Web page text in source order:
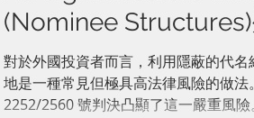
(Nominee
者不動產投資的法律
（代名結構）
對於外國投資者而言，利用隱蔽的代名
地是一種常見但極具高法律風險的做法
2252/2560 號判決凸顯了這一嚴重風險